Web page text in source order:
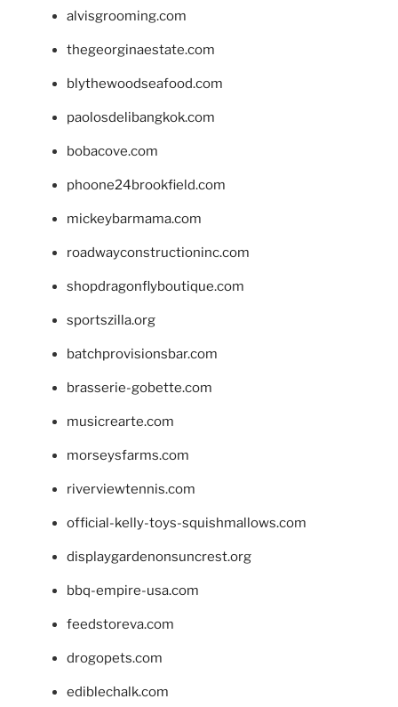
alvisgrooming.com
thegeorginaestate.com
blythewoodseafood.com
paolosdelibangkok.com
bobacove.com
phoone24brookfield.com
mickeybarmama.com
roadwayconstructioninc.com
shopdragonflyboutique.com
sportszilla.org
batchprovisionsbar.com
brasserie-gobette.com
musicrearte.com
morseysfarms.com
riverviewtennis.com
official-kelly-toys-squishmallows.com
displaygardenonsuncrest.org
bbq-empire-usa.com
feedstoreva.com
drogopets.com
ediblechalk.com